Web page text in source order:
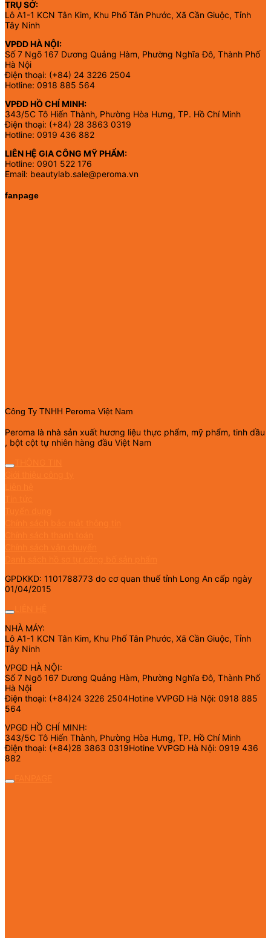
TRỤ SỞ:
Lô A1-1 KCN Tân Kim, Khu Phố Tân Phước, Xã Cần Giuộc, Tỉnh
Tây Ninh
VPĐD HÀ NỘI:
Số 7 Ngõ 167 Dương Quảng Hàm, Phường Nghĩa Đô, Thành Phố
Hà Nội
Điện thoại: (+84) 24 3226 2504
Hotline: 0918 885 564
VPĐD HỒ CHÍ MINH:
343/5C Tô Hiến Thành, Phường Hòa Hưng, TP. Hồ Chí Minh
Điện thoại: (+84) 28 3863 0319
Hotline: 0919 436 882
LIÊN HỆ GIA CÔNG MỸ PHẨM:
Hotline: 0901 522 176
Email: beautylab.sale@peroma.vn
fanpage
Công Ty TNHH Peroma Việt Nam
Peroma là nhà sản xuất hương liệu thực phẩm, mỹ phẩm, tinh dầu
, bột cột tự nhiên hàng đầu Việt Nam
GPDKKD: 1101788773 do cơ quan thuế tỉnh Long An cấp ngày
01/04/2015
NHÀ MÁY:
Lô A1-1 KCN Tân Kim, Khu Phố Tân Phước, Xã Cần Giuộc, Tỉnh
Tây Ninh
VPGD HÀ NỘI:
Số 7 Ngõ 167 Dương Quảng Hàm, Phường Nghĩa Đô, Thành Phố
Hà Nội
Điện thoại: (+84)24 3226 2504Hotine VVPGD Hà Nội: 0918 885
564
VPGD HỒ CHÍ MINH:
343/5C Tô Hiến Thành, Phường Hòa Hưng, TP. Hồ Chí Minh
Điện thoại: (+84)28 3863 0319Hotine VVPGD Hà Nội: 0919 436
882